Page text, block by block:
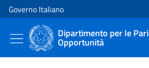
Vai al contenuto
Vai alla navigazione del sito
Governo Italiano
Dipartimento per le Pari
Opportunità